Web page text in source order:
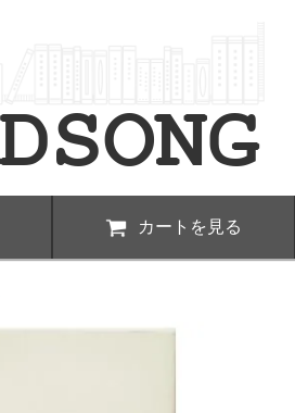
カートを見る